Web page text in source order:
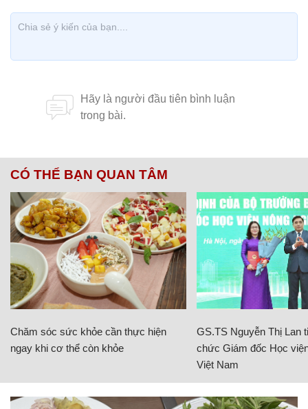
CÓ THỂ BẠN QUAN TÂM
Chăm sóc sức khỏe cần thực hiện
ngay khi cơ thể còn khỏe
GS.TS Nguyễn Thị Lan
chức Giám đốc Học
Việt Nam